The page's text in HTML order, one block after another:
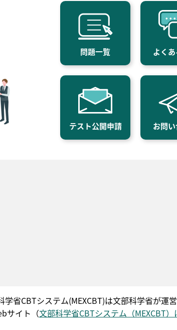
問題一覧 よく
テスト公開申請 お問
学省CBTシステム(MEXCBT)は文部科学省が運営
サイト（文部科学省CBTシステム（MEXCBT）